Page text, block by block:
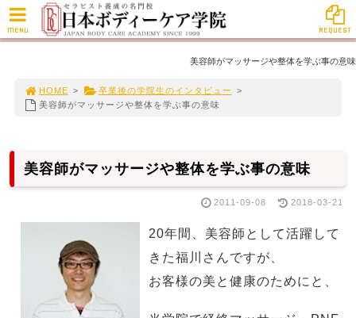
美容師がマッサージや整体を学ぶ事の意味
HOME > 卒業後の学院生のインタビュー
>
美容師がマッサージや整体を学ぶ事の意味
美容師がマッサージや整体を学ぶ事の意味
2011-09-08 2018-03-21
20年間、美容師として活躍して
きた福川さんですが、
お客様の美と健康のためにと、
MENU REQUEST